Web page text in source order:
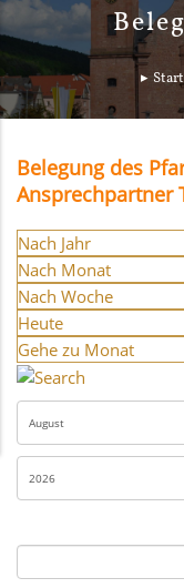
Belegung des
Ansprechpartner
Nach Jahr
Nach Monat
Nach Woche
Heute
Gehe zu Monat